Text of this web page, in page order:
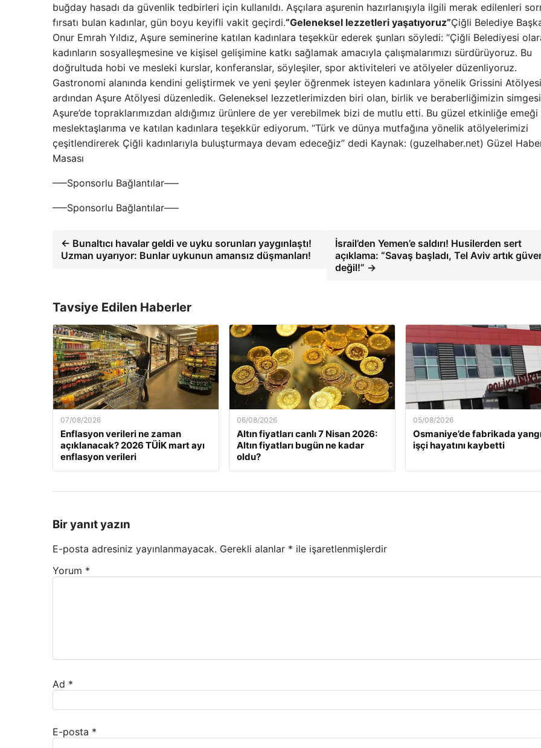
buğday hasadı da güvenlik tedbirleri için kullanıldı. Aşçılara aşurenin hazırlanışıyla ilgili merak edilenleri
fırsatı bulan kadınlar, gün boyu keyifli vakit geçirdi.“Geleneksel lezzetleri yaşatıyoruz”Çiğli Belediye
Onur Emrah Yıldız, Aşure seminerine katılan kadınlara teşekkür ederek şunları söyledi: “Çiğli Belediyesi
kadınların sosyalleşmesine ve kişisel gelişimine katkı sağlamak amacıyla çalışmalarımızı sürdürüyoruz. Bu
doğrultuda hobi ve mesleki kurslar, konferanslar, söyleşiler, spor aktiviteleri ve atölyeler düzenliyoruz.
Gastronomi alanında kendini geliştirmek ve yeni şeyler öğrenmek isteyen kadınlara yönelik Grissini
ardından Aşure Atölyesi düzenledik. Geleneksel lezzetlerimizden biri olan, birlik ve beraberliğimizin simgesi
Aşure’de topraklarımızdan aldığımız ürünlere de yer verebilmek bizi de mutlu etti. Bu güzel etkinliğe
meslektaşlarıma ve katılan kadınlara teşekkür ediyorum. “Türk ve dünya mutfağına yönelik atölyelerimizi
çeşitlendirerek Çiğli kadınlarıyla buluşturmaya devam edeceğiz” dedi Kaynak: (guzelhaber.net) Güzel
Masası
—–Sponsorlu Bağlantılar—–
—–Sponsorlu Bağlantılar—–
← Bunaltıcı havalar geldi ve uyku sorunları yaygınlaştı!
Uzman uyarıyor: Bunlar uykunun amansız düşmanları!
İsrail’den Yemen’e saldırı! Husilerden sert
açıklama: “Savaş başladı, Tel Aviv artık
değil!” →
Tavsiye Edilen Haberler
07/08/2026
Enflasyon verileri ne zaman
açıklanacak? 2026 TÜİK mart ayı
enflasyon verileri
06/08/2026
Altın fiyatları canlı 7 Nisan 2026:
Altın fiyatları bugün ne kadar
oldu?
05/08/2026
Osmaniye’de fabrikada
işçi hayatını kaybetti
Bir yanıt yazın
E-posta adresiniz yayınlanmayacak. Gerekli alanlar * ile işaretlenmişlerdir
Yorum *
Ad *
E-posta *